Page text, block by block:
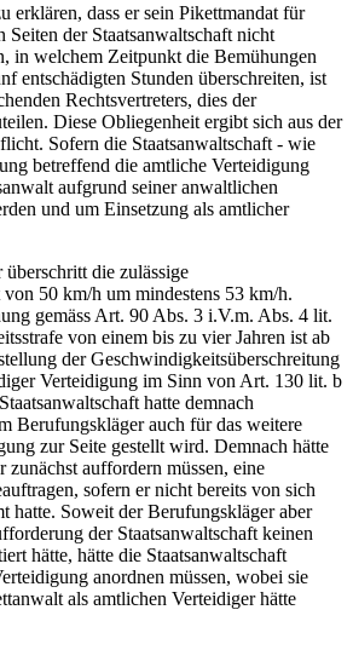
erklären, dass er sein Pikettmandat für
Seiten der Staatsanwaltschaft nicht
in welchem Zeitpunkt die Bemühungen
entschädigten Stunden überschreiten, ist
Rechtsvertreters, dies der
Diese Obliegenheit ergibt sich aus der
Sofern die Staatsanwaltschaft - wie
betreffend die amtliche Verteidigung
aufgrund seiner anwaltlichen
und um Einsetzung als amtlicher
die zulässige
50 km/h um mindestens 53 km/h.
gemäss Art. 90 Abs. 3 i.V.m. Abs. 4 lit.
von einem bis zu vier Jahren ist ab
der Geschwindigkeitsüberschreitung
Verteidigung im Sinn von Art. 130 lit. b
hatte demnach
Berufungskläger auch für das weitere
zur Seite gestellt wird. Demnach hätte
zunächst auffordern müssen, eine
sofern er nicht bereits von sich
hatte. Soweit der Berufungskläger aber
der Staatsanwaltschaft keinen
hätte, hätte die Staatsanwaltschaft
anordnen müssen, wobei sie
als amtlichen Verteidiger hätte